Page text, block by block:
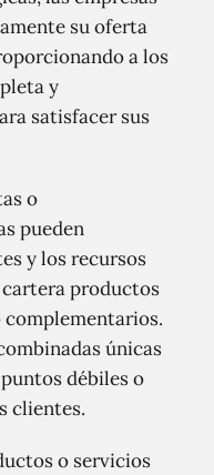
su oferta
a los
y
satisfacer sus
o
pueden
y los recursos
productos
complementarios.
únicas
débiles o
clientes.
o servicios